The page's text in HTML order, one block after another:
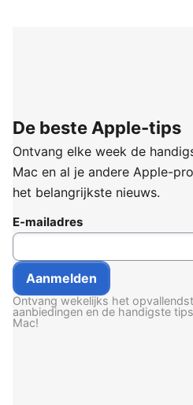
De beste Apple-tips
Ontvang elke week de
Mac en al je andere Apple-
het belangrijkste nieuws.
E-mailadres
Ontvang wekelijks het
aanbiedingen en de handigste
Mac!